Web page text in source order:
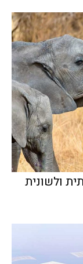
ולשונית